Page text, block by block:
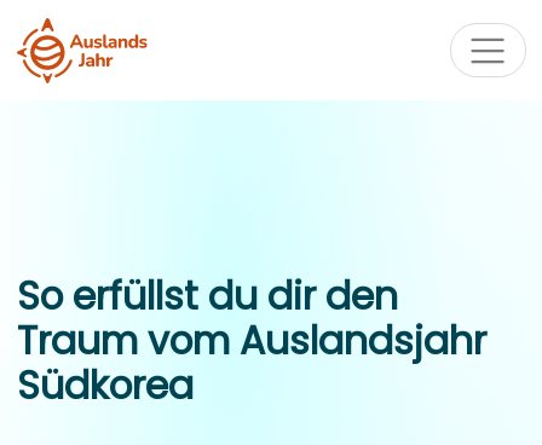
So erfüllst du dir den
Traum vom Auslandsjahr
Südkorea